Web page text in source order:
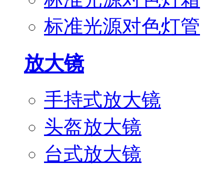
标准光源对色灯管
放大镜
手持式放大镜
头盔放大镜
台式放大镜